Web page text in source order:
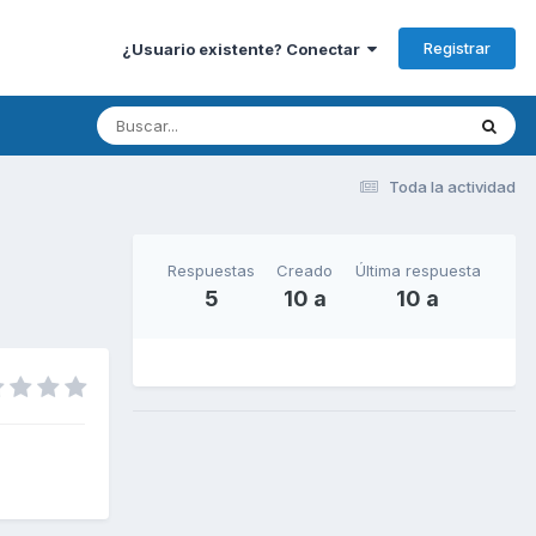
¿Usuario existente? Conectar Registrar
Toda la actividad
Respuestas
5
Creado
10 a
Última respuesta
10 a